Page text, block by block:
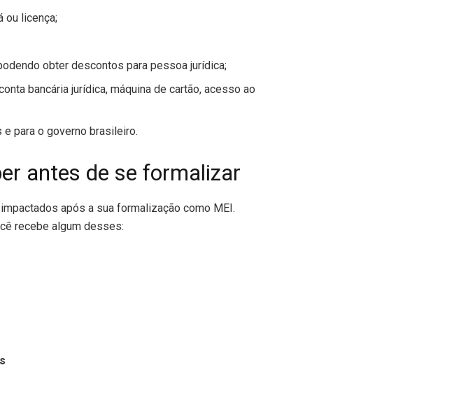
ou licença;
obter descontos para pessoa jurídica;
bancária jurídica, máquina de cartão, acesso ao
para o governo brasileiro.
antes de se formalizar
após a sua formalização como MEI.
recebe algum desses: